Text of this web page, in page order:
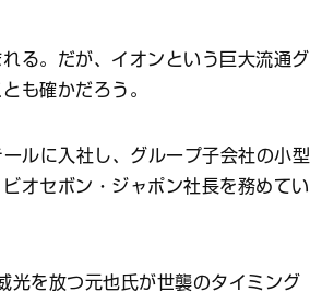
る。だが、イオンという巨大流通グ
も確かだろう。
ルに入社し、グループ子会社の小型
オセボン・ジャポン社長を務めてい
光を放つ元也氏が世襲のタイミング